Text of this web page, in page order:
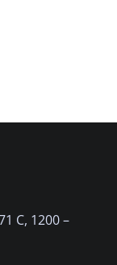
C, 1200 –